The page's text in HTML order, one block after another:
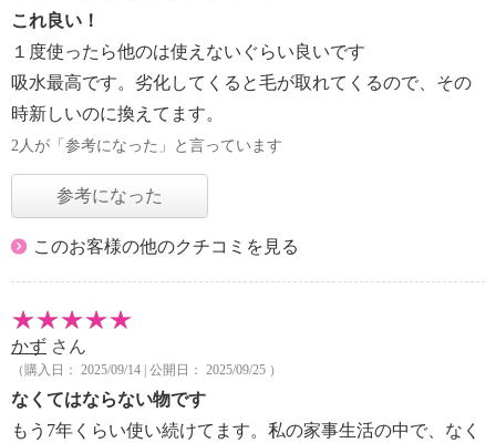
これ良い！
１度使ったら他のは使えないぐらい良いです
吸水最高です。劣化してくると毛が取れてくるので、その
時新しいのに換えてます。
2人が「参考になった」と言っています
参考になった
このお客様の他のクチコミを見る
かず さん
（購入日： 2025/09/14 | 公開日： 2025/09/25 ）
なくてはならない物です
もう7年くらい使い続けてます。私の家事生活の中で、なく